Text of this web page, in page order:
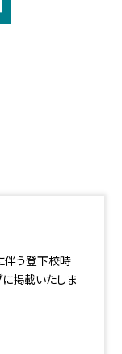
伴う登下校時
に掲載いたしま